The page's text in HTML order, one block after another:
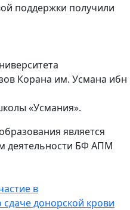
поддержки получили
Корана им. Усмана ибн
«Усмания».
является
деятельности БФ АПМ
в
донорской крови